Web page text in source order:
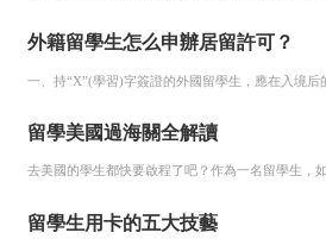
外籍留學生怎么申辦居留許可？
留學美國過海關全解讀
留學生用卡的五大技藝